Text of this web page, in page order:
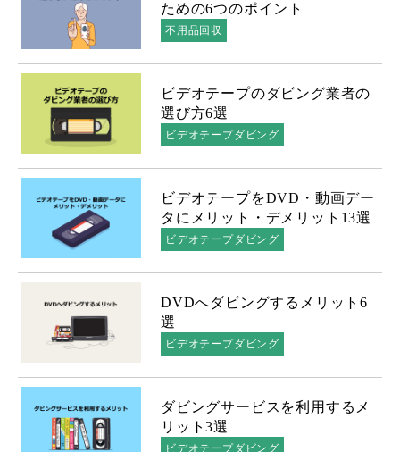
ための6つのポイント
不用品回収
ビデオテープのダビング業者の
選び方6選
ビデオテープダビング
ビデオテープをDVD・動画デー
タにメリット・デメリット13選
ビデオテープダビング
DVDへダビングするメリット6
選
ビデオテープダビング
ダビングサービスを利用するメ
リット3選
ビデオテープダビング